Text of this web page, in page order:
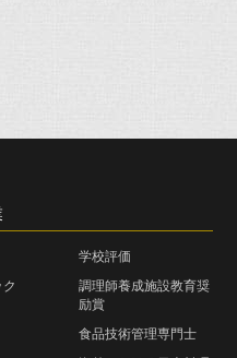
学校評価
調理師養成施設教育奨
励賞
食品技術管理専門士